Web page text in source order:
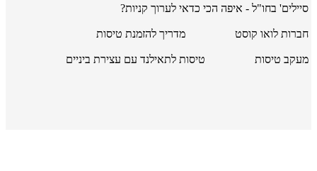
סיילים' בחו"ל - איפה הכי כדאי לערוך קניות?
חברות לואו קוסט מדריך להזמנת טיסות
מעקב טיסות טיסות לתאילנד עם עצירת ביניים